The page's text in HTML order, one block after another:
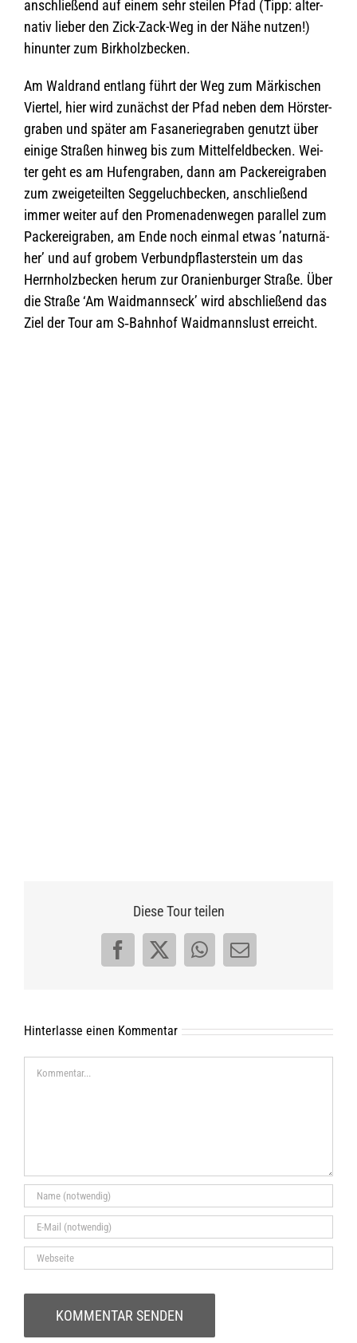
anschlie­ßend auf einem sehr stei­len Pfad (Tipp: alter­
na­tiv lie­ber den Zick-Zack-Weg in der Nähe nut­zen!)
hin­un­ter zum Birkholzbecken.
Am Wald­rand ent­lang führt der Weg zum Mär­ki­schen
Vier­tel, hier wird zunächst der Pfad neben dem Hörs­ter­
gra­ben und spä­ter am Fasa­ne­rie­gra­ben genutzt über
einige Stra­ßen hin­weg bis zum Mit­tel­feld­be­cken. Wei­
ter geht es am Hufen­gra­ben, dann am Packerei­gra­ben
zum zwei­ge­teil­ten Seg­ge­luch­be­cken, anschlie­ßend
immer wei­ter auf den Pro­me­na­den­we­gen par­al­lel zum
Packerei­gra­ben, am Ende noch ein­mal etwas ’natur­nä­
her’ und auf gro­bem Ver­bund­pflas­ter­stein um das
Herrn­holz­be­cken herum zur Ora­ni­en­bur­ger Straße. Über
die Straße ‘Am Waid­manns­eck’ wird abschlie­ßend das
Ziel der Tour am S‑Bahnhof Waid­manns­lust erreicht.
Diese Tour teilen
Facebook
X WhatsApp
E-
Hinterlasse einen Kommentar
Kommentar